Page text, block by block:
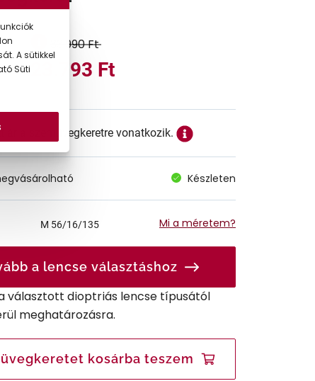
33.990 Ft
23.793 Ft
ár a szemüvegkeretre vonatkozik.
Készleten
M 56/16/135 Mi a méretem?
a lencse választáshoz
választott dioptriás lencse típusától
meghatározásra.
kosárba teszem
A sütikkel
Süti